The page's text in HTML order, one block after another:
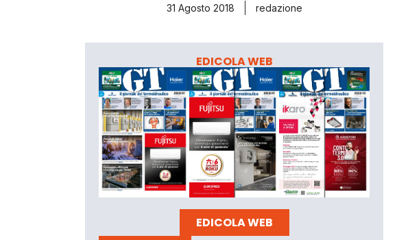
31 Agosto 2018
redazione
EDICOLA WEB
EDICOLA WEB